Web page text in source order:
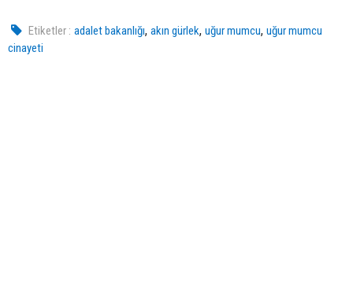
Etiketler : adalet bakanlığı,akın gürlek,uğur mumcu,uğur mumcu
cinayeti